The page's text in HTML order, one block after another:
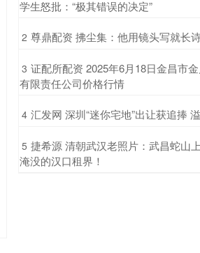
学生怒批：“极其错误的决定”
2 尊鼎配资 拂尘集：他用镜头写就
3 证配所配资 2025年6月18日金昌市
有限责任公司价格行情
4 汇发网 深圳“迷你宅地”出让获追捧
5 捷希源 清朝武汉老照片：武昌蛇山
淹没的汉口租界！